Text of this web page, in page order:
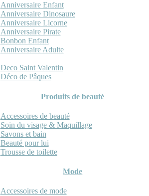
Anniversaire Enfant
Anniversaire Dinosaure
Anniversaire Licorne
Anniversaire Pirate
Bonbon Enfant
Anniversaire Adulte
Deco Saint Valentin
Déco de Pâques
Produits de beauté
Accessoires de beauté
Soin du visage & Maquillage
Savons et bain
Beauté pour lui
Trousse de toilette
Mode
Accessoires de mode